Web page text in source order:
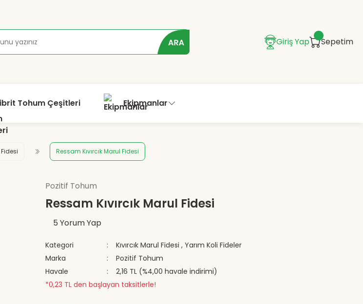
Giriş Yap Sepetim
Tohum Çeşitleri Ekipmanlar
Fidesi Ressam Kıvırcık Marul Fidesi
Pozitif Tohum
Ressam Kıvırcık Marul Fidesi
5 Yorum Yap
Kategori Kıvırcık Marul Fidesi ,Yarım Koli Fideler
Marka
Pozitif Tohum
Havale
2,16 TL (%4,00 havale indirimi)
*0,23 TL den başlayan taksitlerle!